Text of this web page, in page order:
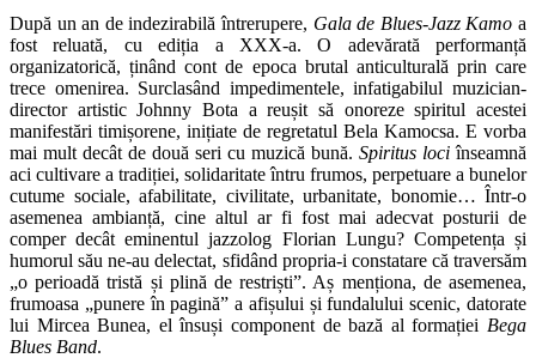
Partajează
După un an de indezirabilă întrerupere, Gala de Blues-Jazz Kamo a
fost reluată, cu ediția a XXX-a. O adevărată performanță
organizatorică, ținând cont de epoca brutal anticulturală prin care
trece omenirea. Surclasând impedimentele, infatigabilul muzician-
director artistic Johnny Bota a reușit să onoreze spiritul acestei
manifestări timișorene, inițiate de regretatul Bela Kamocsa. E vorba
mai mult decât de două seri cu muzică bună. Spiritus lociînseamnă
aci cultivare a tradiției, solidaritate întru frumos, perpetuare a bunelor
cutume sociale, afabilitate, civilitate, urbanitate, bonomie… Într-o
asemenea ambianță, cine altul ar fi fost mai adecvat posturii de
comper decât eminentul jazzolog Florian Lungu? Competența și
humorul său ne-au delectat, sfidând propria-i constatare că traversăm
„o perioadă tristă și plină de restriști”. Aș menționa, de asemenea,
frumoasa „punere în pagină” a afișului și fundalului scenic, datorate
lui Mircea Bunea, el însuși component de bază al formației Bega
Blues Band.